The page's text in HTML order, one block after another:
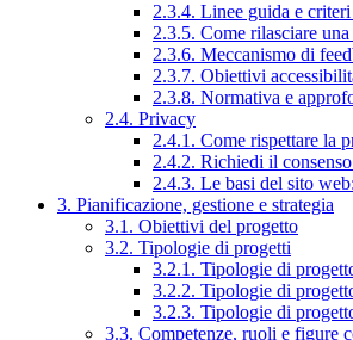
2.3.4. Linee guida e criteri
2.3.5. Come rilasciare
2.3.6. Meccanismo di
2.3.7. Obiettivi
2.3.8. Normativa e
2.4. Privacy
2.4.1. Come rispettare la
2.4.2. Richiedi il
2.4.3. Le basi del sito
3. Pianificazione, gestione e strategia
3.1. Obiettivi del progetto
3.2. Tipologie di progetti
3.2.1. Tipologie di
3.2.2. Tipologie di
3.2.3. Tipologie di
3.3. Competenze, ruoli e figure